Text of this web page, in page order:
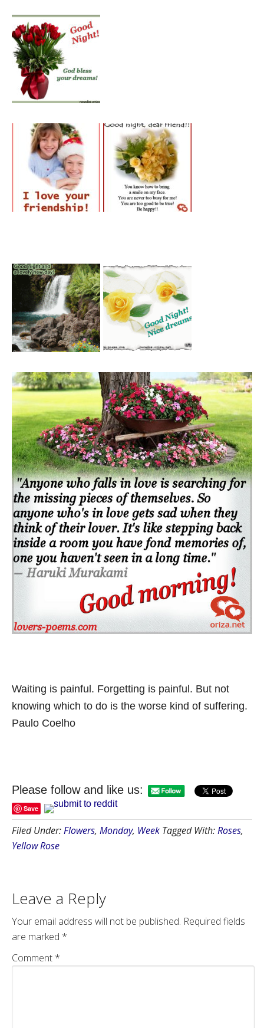
Waiting is painful. Forgetting is painful. But not
knowing which to do is the worse kind of suffering.
Paulo Coelho
Please follow and like us:
Save
Filed Under:Flowers, Monday, Week Tagged With:Roses,
Yellow Rose
Leave a Reply
Your email address will not be published. Required fields
are marked *
Comment *